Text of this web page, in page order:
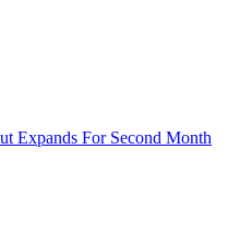
Expands For Second Month